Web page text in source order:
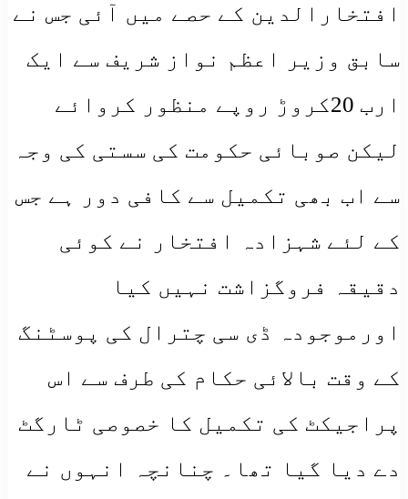
افتخارالدین کے حصے میں آئی جس نے
سابق وزیر اعظم نواز شریف سے ایک
ارب 20کروڑ روپے منظور کروائے
لیکن صوبائی حکومت کی سستی کی وجہ
سے اب بھی تکمیل سے کافی دور ہے جس
کے لئے شہزادہ افتخار نے کوئی
دقیقہ فروگزاشت نہیں کیا
اورموجودہ ڈی سی چترال کی پوسٹنگ
کے وقت بالائی حکام کی طرف سے اس
پراجیکٹ کی تکمیل کا خصوصی ٹارگٹ
دے دیا گیا تھا۔ چنانچہ انہوں نے